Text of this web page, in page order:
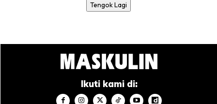
Tengok Lagi
Ikuti kami di: